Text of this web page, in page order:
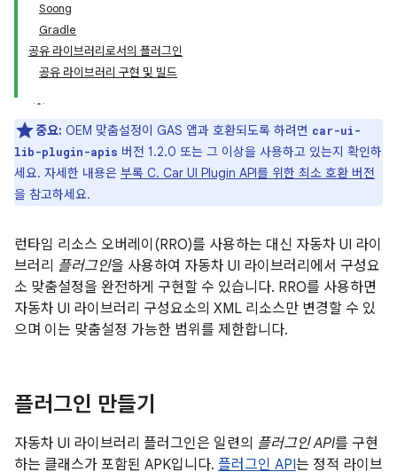
Soong
Gradle
공유 라이브러리로서의 플러그인
공유 라이브러리 구현 및 빌드
중요: OEM 맞춤설정이 GAS 앱과 호환되도록 하려면 car-ui-
lib-plugin-apis 버전 1.2.0 또는 그 이상을 사용하고 있는지 확인하
세요. 자세한 내용은 부록 C. Car UI Plugin API를 위한 최소 호환 버전
을 참고하세요.
런타임 리소스 오버레이(RRO)를 사용하는 대신 자동차 UI 라이
브러리 플러그인을 사용하여 자동차 UI 라이브러리에서 구성요
소 맞춤설정을 완전하게 구현할 수 있습니다. RRO를 사용하면
자동차 UI 라이브러리 구성요소의 XML 리소스만 변경할 수 있
으며 이는 맞춤설정 가능한 범위를 제한합니다.
플러그인 만들기
자동차 UI 라이브러리 플러그인은 일련의 플러그인 API를 구현
하는 클래스가 포함된 APK입니다. 플러그인 API는 정적 라이브